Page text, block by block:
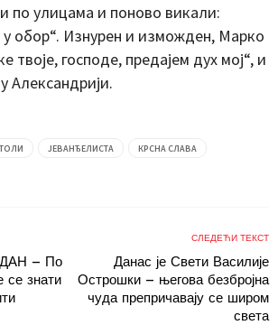
по улицама и поново викали:
обор“. Изнурен и изможден, Марко
твоје, господе, предајем дух мој“, и
Александрији.
ЈЕВАНЂЕЛИСТА
КРСНА СЛАВА
– По
знати
СЛЕДЕЋИ ТЕКСТ
Данас је Свети Василије
Острошки – његова безбројна
чуда препричавају се широм
света